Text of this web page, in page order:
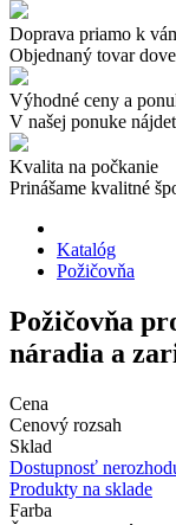
Doprava priamo k
Objednaný tovar
Výhodné ceny a
V našej ponuke
Kvalita na počkanie
Prinášame kvalitné
Katalóg
Požičovňa
Požičovňa
náradia a
Cena
Cenový rozsah
Sklad
Dostupnosť
Produkty na sklade
Farba